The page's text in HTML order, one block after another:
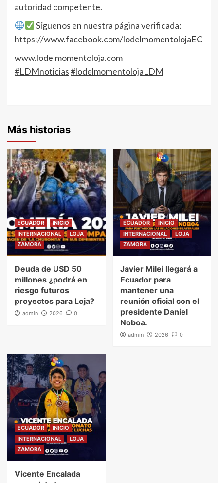
autoridad competente.
Síguenos en nuestra página verificada:
https://www.facebook.com/lodelmomentolojaEC
www.lodelmomentoloja.com
#LDMnoticias#lodelmomentolojaLDM
Más historias
ECUADOR
INICIO
INTERNACIONAL
LOJA
ZAMORA
Deuda de USD 50
millones ¿podrá en
riesgo futuros
proyectos para Loja?
admin 2026 0
ECUADOR
INICIO
INTERNACIONAL
LOJA
ZAMORA
Javier Milei llegará a
Ecuador para
mantener una
reunión oficial con el
presidente Daniel
Noboa.
admin 2026 0
ECUADOR
INICIO
INTERNACIONAL
LOJA
ZAMORA
Vicente Encalada